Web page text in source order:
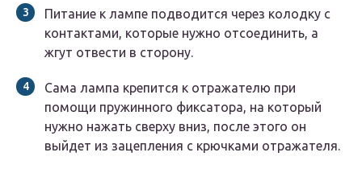
Питание к лампе подводится через колодку с
контактами, которые нужно отсоединить, а
жгут отвести в сторону.
Сама лампа крепится к отражателю при
помощи пружинного фиксатора, на который
нужно нажать сверху вниз, после этого он
выйдет из зацепления с крючками отражателя.